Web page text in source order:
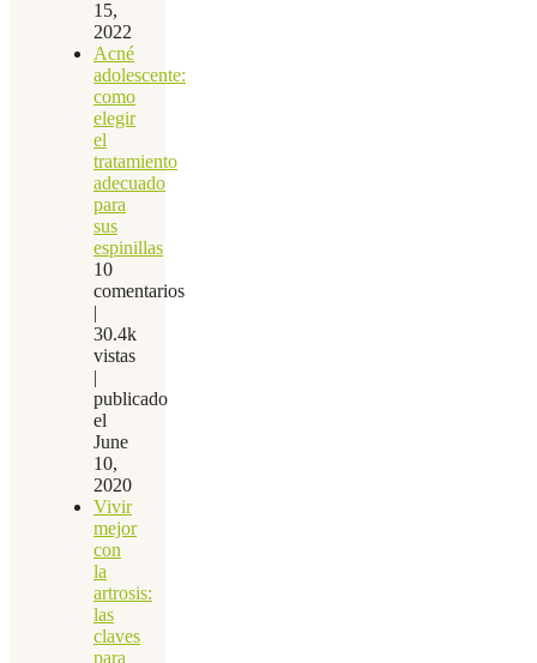
15,
2022
Acné
adolescente:
como
elegir
el
tratamiento
adecuado
para
sus
espinillas
10
comentarios
|
30.4k
vistas
|
publicado
el
June
10,
2020
Vivir
mejor
con
la
artrosis:
las
claves
para